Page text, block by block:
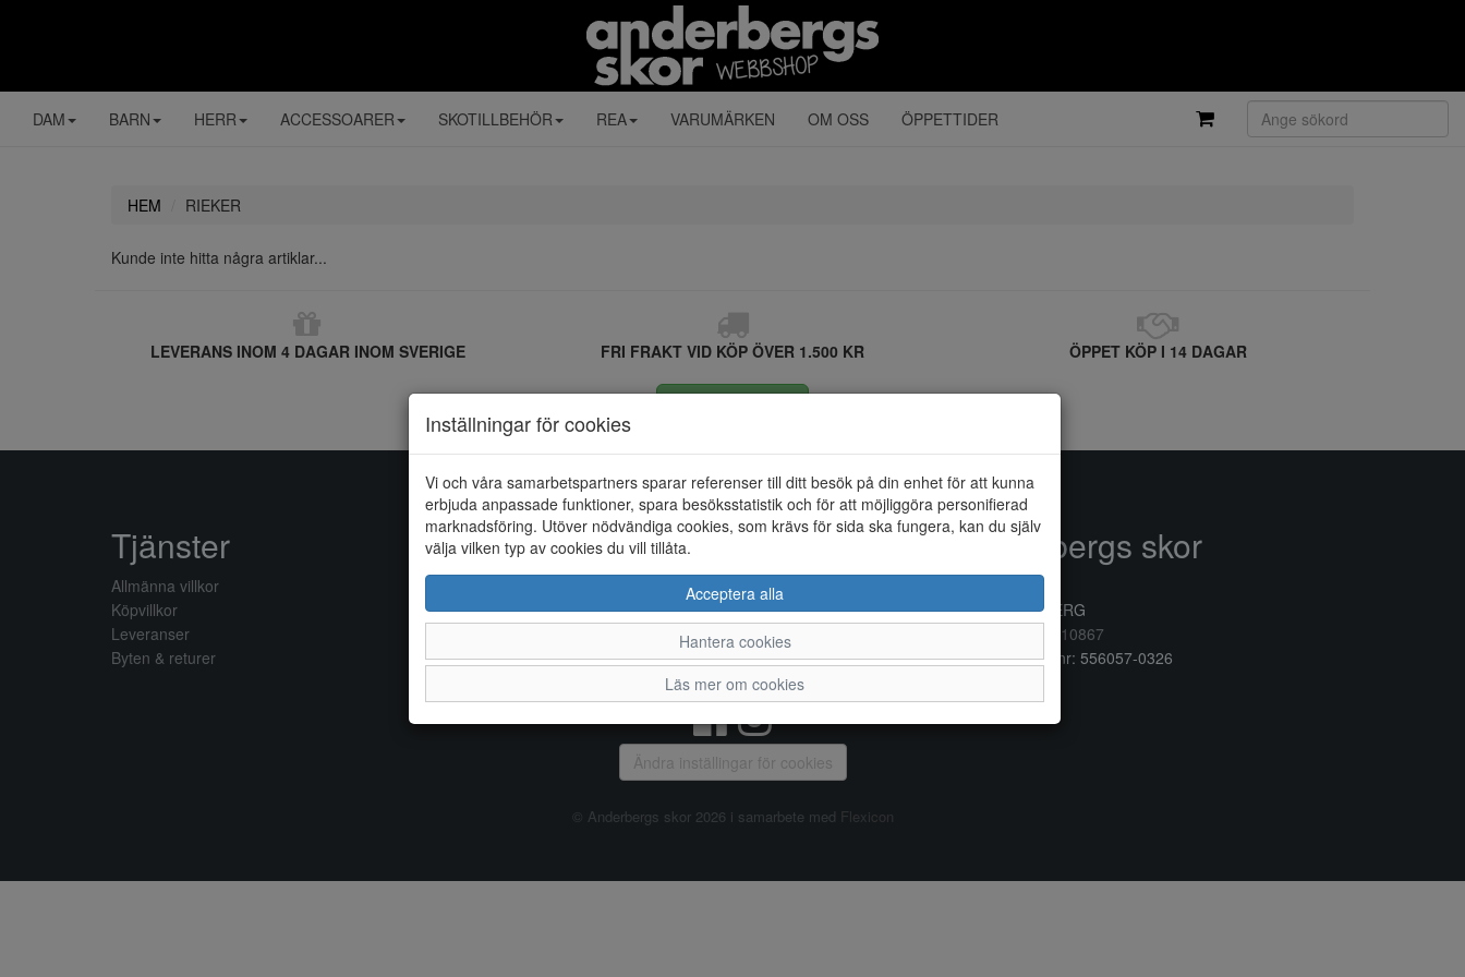
DAM BARN HERR ACCESSOARER SKOTILLBEHÖR REA VARUMÄRKEN OM OSS ÖPPETTIDER
HEM RIEKER
Kunde inte hitta några artiklar...
LEVERANS INOM 4 DAGAR INOM SVERIGE FRI FRAKT VID KÖP ÖVER 1.500 KR ÖPPET KÖP I 14 DAGAR
Inställningar för cookies
Vi och våra samarbetspartners sparar referenser till ditt besök på din enhet för att kunna
erbjuda anpassade funktioner, spara besöksstatistik och för att möjliggöra personifierad
marknadsföring. Utöver nödvändiga cookies, som krävs för sida ska fungera, kan du själv
välja vilken typ av cookies du vill tillåta.
Acceptera alla
Hantera cookies
Läs mer om cookies
Tjänster
Allmänna villkor
Köpvillkor
Leveranser
Byten & returer
Allmänt
Om oss
Öppettider
Anderbergs skor
432 41 VARBERG
0340/10867
Organisationsnr: 556057-0326
Ändra inställingar för cookies
© Anderbergs skor 2026 i samarbete med Flexicon